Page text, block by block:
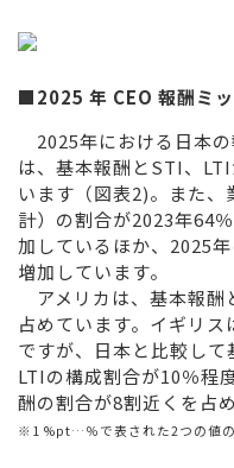
■2025 年 CEO 報酬ミッ
2025年における日本の
は、基本報酬とSTI、
います（図表2)。また
計）の割合が2023年64
加しているほか、2025
増加しています。
アメリカは、基本報酬
占めています。イギリ
ですが、日本と比較し
LTIの構成割合が10％程
酬の割合が8割近くを占め
※1 %pt…％で表された2つの値の